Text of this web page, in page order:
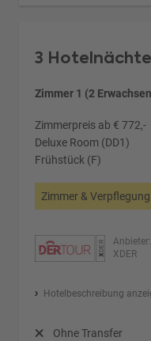
3 Hotelnächte
Zimmer 1 (2
Zimmerpreis ab € 772,-
Deluxe Room (DD1)
Frühstück (F)
Zimmer &
Anbieter:
XDER
Hotelbeschreibung
Ohne Transfer